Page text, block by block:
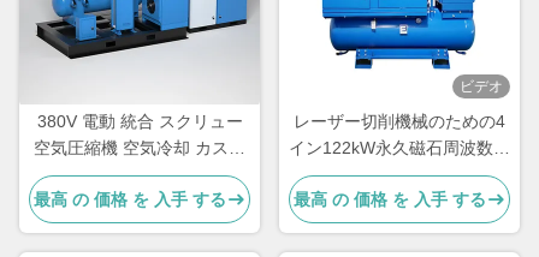
380V 電動 統合 スクリュー
空気圧縮機 空気冷却 カスタ
マイズされた色
最高 の 価格 を 入手 する
ビデオ
レーザー切削機械のための4
イン122kW永久磁石周波数変
換スクリュー空気圧縮機
最高 の 価格 を 入手 する